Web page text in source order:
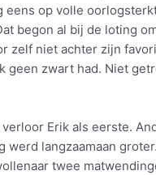
eens op volle
begon al bij de loting
zelf niet achter zijn
geen zwart had. Niet
verloor Erik als eerste.
werd langzaamaan
twee